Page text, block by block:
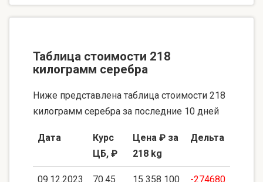
Таблица стоимости 218
килограмм серебра
Ниже представлена таблица стоимости 218
килограмм серебра за последние 10 дней
Дата
Курс
ЦБ, ₽
Цена ₽ за
218 kg
Дельта
09.12.2023 70.45 15 358 100 -274680